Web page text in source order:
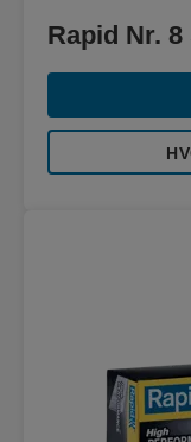
Rapid Nr.